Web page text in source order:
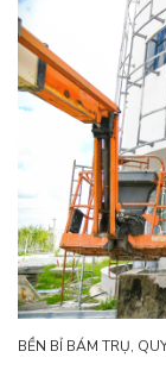
BỀN BỈ BÁM TRỤ,